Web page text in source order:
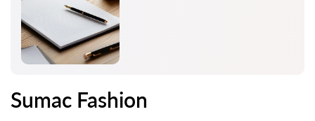
Sumac Fashion